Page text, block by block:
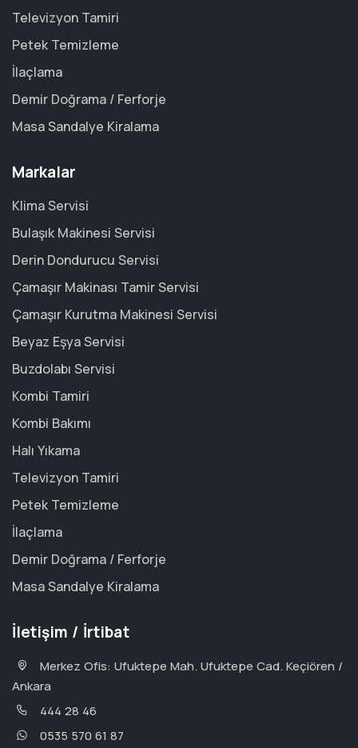
Televizyon Tamiri
Petek Temizleme
İlaçlama
Demir Doğrama / Ferforje
Masa Sandalye Kiralama
Markalar
Klima Servisi
Bulaşık Makinesi Servisi
Derin Dondurucu Servisi
Çamaşır Makinası Tamir Servisi
Çamaşır Kurutma Makinesi Servisi
Beyaz Eşya Servisi
Buzdolabı Servisi
Kombi Tamiri
Kombi Bakımı
Halı Yıkama
Televizyon Tamiri
Petek Temizleme
İlaçlama
Demir Doğrama / Ferforje
Masa Sandalye Kiralama
İletişim / İrtibat
Merkez Ofis: Ufuktepe Mah. Ufuktepe Cad. Keçiören /
Ankara
444 28 46
0535 570 61 87